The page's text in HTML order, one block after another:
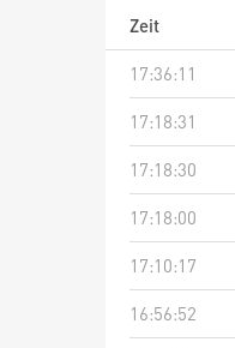
Zeit
17:36:11
17:18:31
17:18:30
17:18:00
17:10:17
16:56:52